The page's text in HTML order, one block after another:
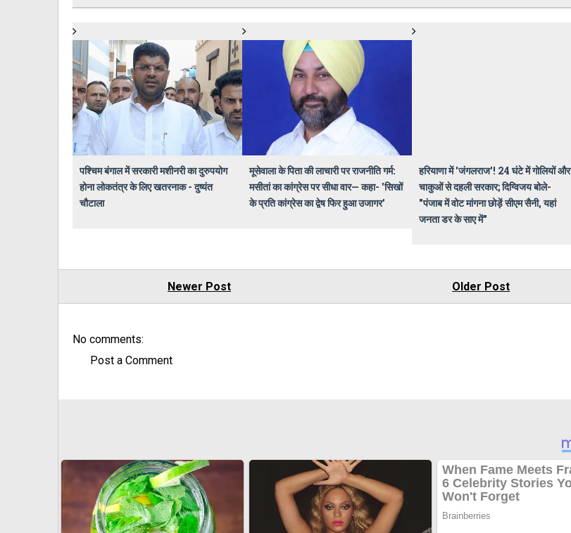
पश्चिम बंगाल में सरकारी मशीनरी का दुरुपयोग
होना लोकतंत्र के लिए खतरनाक - दुष्यंत
चौटाला
मूसेवाला के पिता की लाचारी पर राजनीति गर्म:
मसीतां का कांग्रेस पर सीधा वार— कहा- 'सिखों
के प्रति कांग्रेस का द्वेष फिर हुआ उजागर'
हरियाणा में 'जंगलराज'! 24 घंटे में गोलियों और
चाकुओं से दहली सरकार; दिग्विजय बोले-
"पंजाब में वोट मांगना छोड़ें सीएम सैनी, यहां
जनता डर के साए में"
Newer Post Older Post
No comments:
Post a Comment